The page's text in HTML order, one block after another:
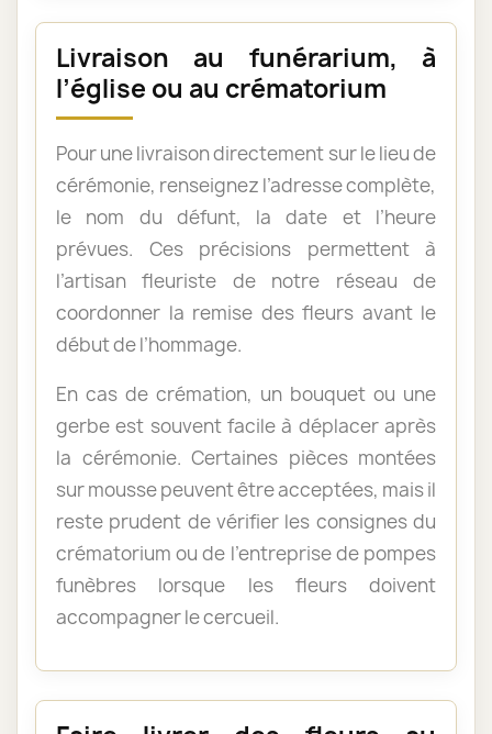
Livraison au funérarium, à
l’église ou au crématorium
Pour une livraison directement sur le lieu de
cérémonie, renseignez l’adresse complète,
le nom du défunt, la date et l’heure
prévues. Ces précisions permettent à
l’artisan fleuriste de notre réseau de
coordonner la remise des fleurs avant le
début de l’hommage.
En cas de crémation, un bouquet ou une
gerbe est souvent facile à déplacer après
la cérémonie. Certaines pièces montées
sur mousse peuvent être acceptées, mais il
reste prudent de vérifier les consignes du
crématorium ou de l’entreprise de pompes
funèbres lorsque les fleurs doivent
accompagner le cercueil.